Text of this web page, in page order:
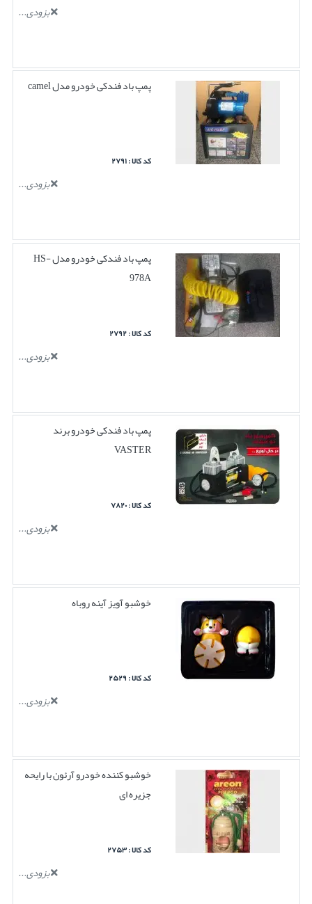
بزودی...
پمپ باد فندکی خودرو مدل camel
کد کالا : ۲۷۹۱
بزودی...
پمپ باد فندکی خودرو مدل HS-
978A
کد کالا : ۲۷۹۲
بزودی...
پمپ باد فندکی خودرو برند
VASTER
کد کالا : ۷۸۲۰
بزودی...
خوشبو آویز آینه روباه
کد کالا : ۲۵۲۹
بزودی...
خوشبو کننده خودرو آرئون با رایحه
جزیره ای
کد کالا : ۲۷۵۳
بزودی...